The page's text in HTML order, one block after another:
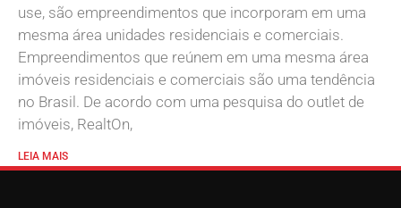
use, são empreendimentos que incorporam em uma
mesma área unidades residenciais e comerciais.
Empreendimentos que reúnem em uma mesma área
imóveis residenciais e comerciais são uma tendência
no Brasil. De acordo com uma pesquisa do outlet de
imóveis, RealtOn,
LEIA MAIS